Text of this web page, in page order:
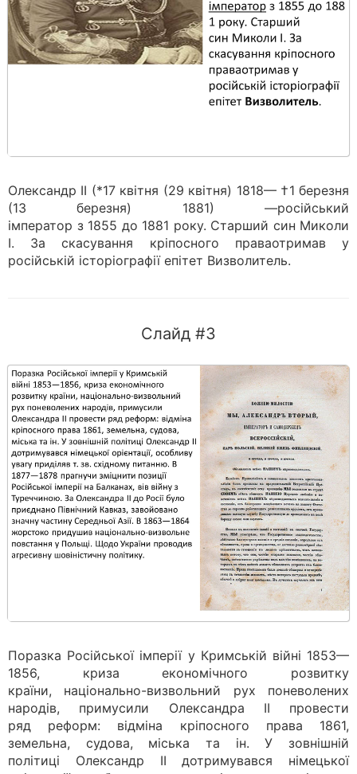
Олександр ІІ (*17 квітня (29 квітня) 1818— †1 березня
(13 березня) 1881) —російський
імператор з 1855 до 1881 року. Старший син Миколи
І. За скасування кріпосного праваотримав у
російській історіографії епітет Визволитель.
Слайд #3
Поразка Російської імперії у Кримській війні 1853—
1856, криза економічного розвитку
країни, національно-визвольний рух поневолених
народів, примусили Олександра ІІ провести
ряд реформ: відміна кріпосного права 1861,
земельна, судова, міська та ін. У зовнішній
політиці Олександр ІІ дотримувався німецької